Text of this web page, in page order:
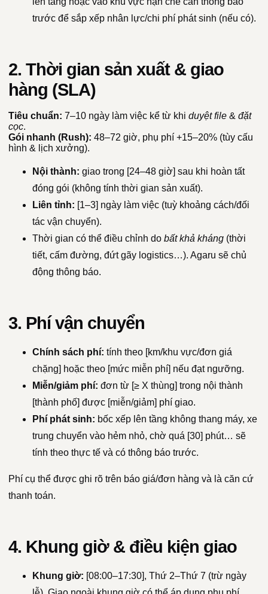
trước để sắp xếp nhân lực/chi phí phát sinh (nếu có).
2. Thời gian sản xuất & giao
hàng (SLA)
Tiêu chuẩn: 7–10 ngày làm việc kể từ khi duyệt file & đặt
cọc.
Gói nhanh (Rush): 48–72 giờ, phụ phí +15–20% (tùy cấu
hình & lịch xưởng).
Nội thành: giao trong [24–48 giờ] sau khi hoàn tất
đóng gói (không tính thời gian sản xuất).
Liên tỉnh: [1–3] ngày làm việc (tuỳ khoảng cách/đối
tác vận chuyển).
Thời gian có thể điều chỉnh do bất khả kháng (thời
tiết, cấm đường, đứt gãy logistics…). Agaru sẽ chủ
động thông báo.
3. Phí vận chuyển
Chính sách phí: tính theo [km/khu vực/đơn giá
chặng] hoặc theo [mức miễn phí] nếu đạt ngưỡng.
Miễn/giảm phí: đơn từ [≥ X thùng] trong nội thành
[thành phố] được [miễn/giảm] phí giao.
Phí phát sinh: bốc xếp lên tầng không thang máy, xe
trung chuyển vào hẻm nhỏ, chờ quá [30] phút… sẽ
tính theo thực tế và có thông báo trước.
Phí cụ thể được ghi rõ trên báo giá/đơn hàng và là căn cứ
thanh toán.
4. Khung giờ & điều kiện giao
Khung giờ: [08:00–17:30], Thứ 2–Thứ 7 (trừ ngày